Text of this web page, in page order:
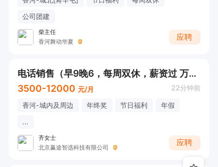
公司团建
柴主任
香河舞动华夏
应聘
电话销售（早9晚6，每周双休，薪资过 万）直接电话联系
3500-12000 元/月 22分钟前
香河-城内及周边 年终奖 节日福利
年假
...
齐女士
北京赢途智选科技有限公司
应聘